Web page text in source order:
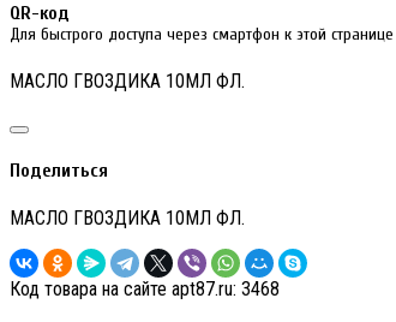
QR-код
Для быстрого доступа через смартфон к этой странице
МАСЛО ГВОЗДИКА 10МЛ ФЛ.
Поделиться
МАСЛО ГВОЗДИКА 10МЛ ФЛ.
Код товара на сайте apt87.ru: 3468